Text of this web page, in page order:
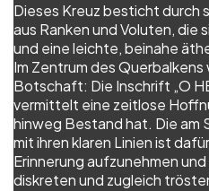
Dieses Kreuz besticht durch
aus Ranken und Voluten, die
und eine leichte, beinahe
Im Zentrum des Querbalkens
Botschaft: Die Inschrift „O
vermittelt eine zeitlose
hinweg Bestand hat. Die am
mit ihren klaren Linien ist
Erinnerung aufzunehmen
diskreten und zugleich